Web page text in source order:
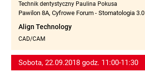
Technik dentystyczny Paulina Pokusa
Pawilon 8A, Cyfrowe Forum - Stomatologia 3.0
Align Technology
CAD/CAM
Sobota, 22.09.2018 godz. 11:00-11:30